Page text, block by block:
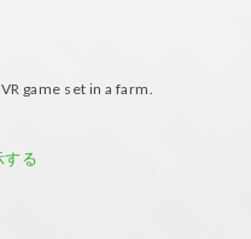
game set in a farm.
する